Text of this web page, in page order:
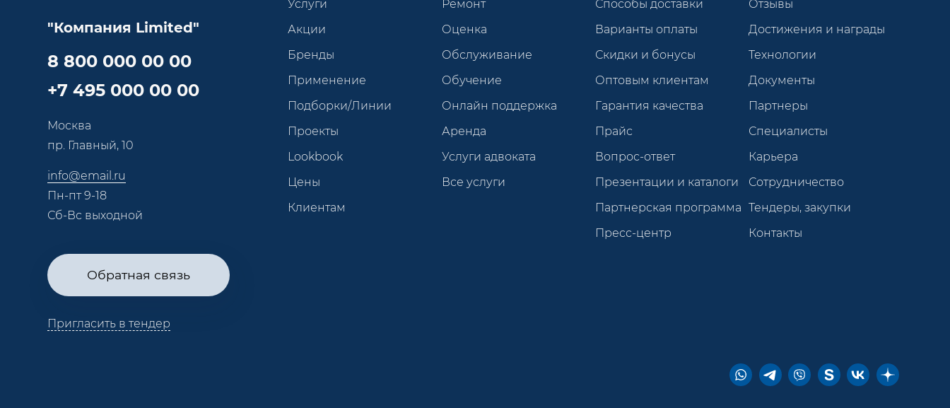
"Компания Limited"
8 800 000 00 00
+7 495 000 00 00
Москва
пр. Главный, 10
info@email.ru
Пн-пт 9-18
Сб-Вс выходной
Обратная связь
Пригласить в тендер
Услуги
Акции
Бренды
Применение
Подборки/Линии
Проекты
Lookbook
Цены
Клиентам
Ремонт
Оценка
Обслуживание
Обучение
Онлайн поддержка
Аренда
Услуги адвоката
Все услуги
Способы доставки
Варианты оплаты
Скидки и бонусы
Оптовым клиентам
Гарантия качества
Прайс
Вопрос-ответ
Презентации и каталоги
Партнерская программа
Пресс-центр
Отзывы
Достижения и награды
Технологии
Документы
Партнеры
Специалисты
Карьера
Сотрудничество
Тендеры, закупки
Контакты